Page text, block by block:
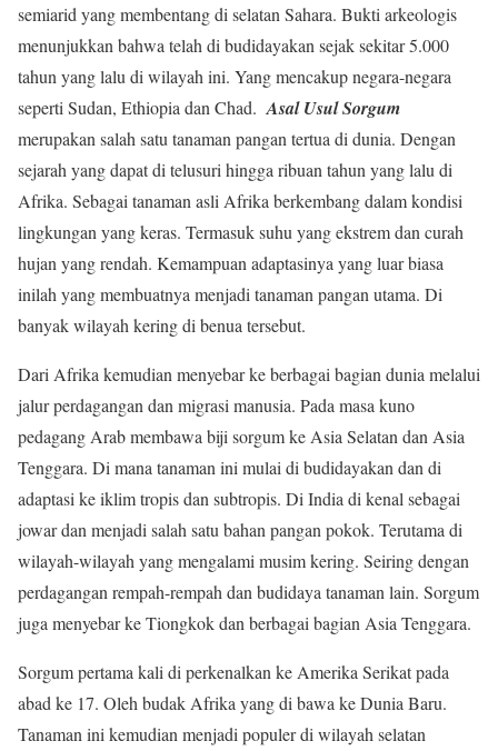
semiarid yang membentang di selatan Sahara. Bukti arkeologis
menunjukkan bahwa telah di budidayakan sejak sekitar 5.000
tahun yang lalu di wilayah ini. Yang mencakup negara-negara
seperti Sudan, Ethiopia dan Chad. Asal Usul Sorgum
merupakan salah satu tanaman pangan tertua di dunia. Dengan
sejarah yang dapat di telusuri hingga ribuan tahun yang lalu di
Afrika. Sebagai tanaman asli Afrika berkembang dalam kondisi
lingkungan yang keras. Termasuk suhu yang ekstrem dan curah
hujan yang rendah. Kemampuan adaptasinya yang luar biasa
inilah yang membuatnya menjadi tanaman pangan utama. Di
banyak wilayah kering di benua tersebut.
Dari Afrika kemudian menyebar ke berbagai bagian dunia melalui
jalur perdagangan dan migrasi manusia. Pada masa kuno
pedagang Arab membawa biji sorgum ke Asia Selatan dan Asia
Tenggara. Di mana tanaman ini mulai di budidayakan dan di
adaptasi ke iklim tropis dan subtropis. Di India di kenal sebagai
jowar dan menjadi salah satu bahan pangan pokok. Terutama di
wilayah-wilayah yang mengalami musim kering. Seiring dengan
perdagangan rempah-rempah dan budidaya tanaman lain. Sorgum
juga menyebar ke Tiongkok dan berbagai bagian Asia Tenggara.
Sorgum pertama kali di perkenalkan ke Amerika Serikat pada
abad ke 17. Oleh budak Afrika yang di bawa ke Dunia Baru.
Tanaman ini kemudian menjadi populer di wilayah selatan